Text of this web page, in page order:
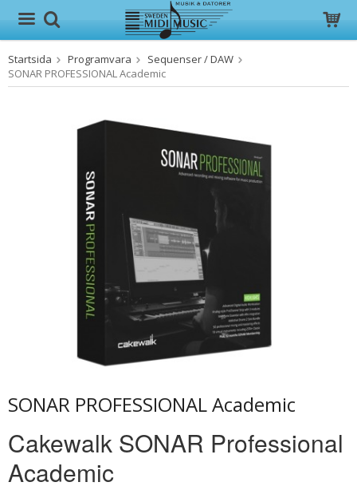
Produkten har blivit tillagd i varukorgen
Startsida Programvara
Sequenser / DAW
SONAR PROFESSIONAL Academic
SONAR PROFESSIONAL Academic
Cakewalk SONAR Professional
Academic